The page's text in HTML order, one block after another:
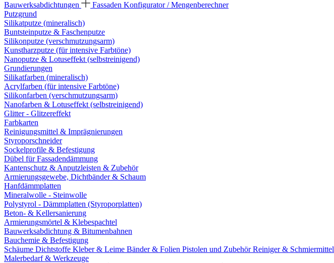
Bauwerksabdichtungen
Fassaden Konfigurator / Mengenberechner
Putzgrund
Silikatputze (mineralisch)
Buntsteinputze & Faschenputze
Silikonputze (verschmutzungsarm)
Kunstharzputze (für intensive Farbtöne)
Nanoputze & Lotuseffekt (selbstreinigend)
Grundierungen
Silikatfarben (mineralisch)
Acrylfarben (für intensive Farbtöne)
Silikonfarben (verschmutzungsarm)
Nanofarben & Lotuseffekt (selbstreinigend)
Glitter - Glitzereffekt
Farbkarten
Reinigungsmittel & Imprägnierungen
Styroporschneider
Sockelprofile & Befestigung
Dübel für Fassadendämmung
Kantenschutz & Anputzleisten & Zubehör
Armierungsgewebe, Dichtbänder & Schaum
Hanfdämmplatten
Mineralwolle - Steinwolle
Polystyrol - Dämmplatten (Styroporplatten)
Beton- & Kellersanierung
Armierungsmörtel & Klebespachtel
Bauwerksabdichtung & Bitumenbahnen
Bauchemie & Befestigung
Schäume Dichtstoffe Kleber & Leime Bänder & Folien Pistolen und ZubehörReiniger & Schmiermittel
Malerbedarf & Werkzeuge